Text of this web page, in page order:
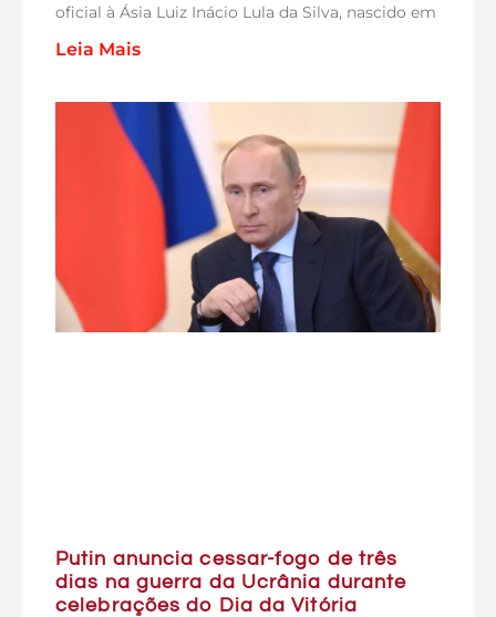
oficial à Ásia Luiz Inácio Lula da Silva, nascido em
Leia Mais
Putin anuncia cessar-fogo de três
dias na guerra da Ucrânia durante
celebrações do Dia da Vitória